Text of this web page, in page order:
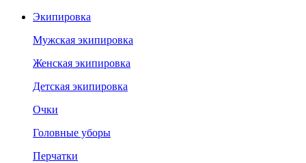
Экипировка
Мужская экипировка
Женская экипировка
Детская экипировка
Очки
Головные уборы
Перчатки